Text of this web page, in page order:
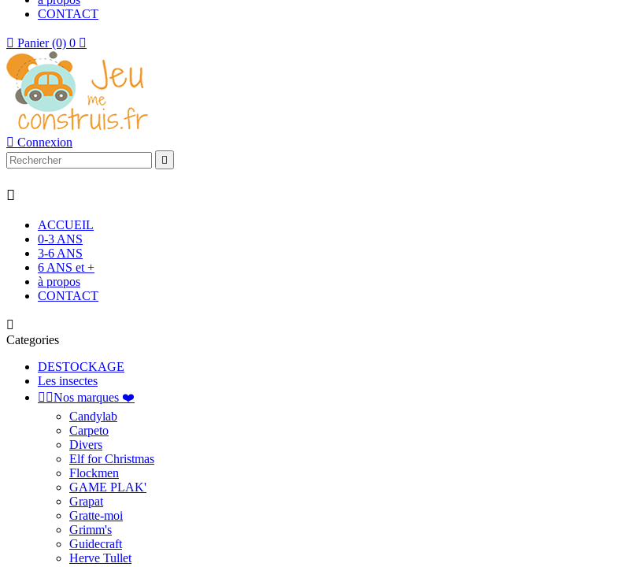
CONTACT
 Panier (0) 0 
 Connexion


ACCUEIL
0-3 ANS
3-6 ANS
6 ANS et +
à propos
CONTACT

Categories
DESTOCKAGE
Les insectes
 Nos marques ❤️
Candylab
Carpeto
Divers
Elf for Christmas
Flockmen
GAME PLAK'
Grapat
Gratte-moi
Grimm's
Guidecraft
Herve Tullet